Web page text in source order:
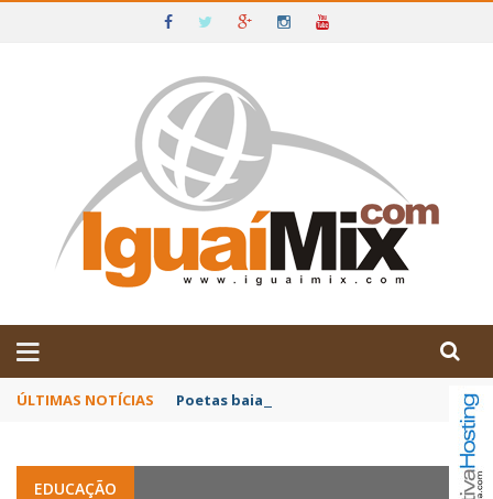
IGUAÍ E SUDOESTE DA BAHIA
ÚLTIMAS NOTÍCIAS Poetas baianos representam o Brasil no
EDUCAÇÃO